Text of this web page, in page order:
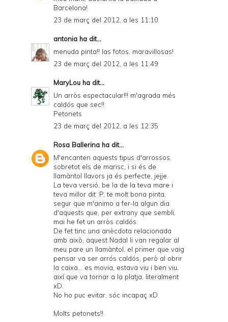
Barcelona!
23 de març del 2012, a les 11:10
antonia ha dit...
menuda pinta!! las fotos, maravillosas!
23 de març del 2012, a les 11:49
MaryLou ha dit...
Un arròs espectacular!!! m'agrada més
caldós que sec!!
Petonets
23 de març del 2012, a les 12:35
Rosa Ballerina ha dit...
M'encanten aquests tipus d'arrossos,
sobretot els de marisc, i si és de
llamàntol llavors ja és perfecte, jejje.
La teva versió, be la de la teva mare i
teva millor dit :P, te molt bona pinta,
segur que m'animo a fer-la algun dia
d'aquests que, per extrany que sembli,
mai he fet un arròs caldós.
De fet tinc una anècdota relacionada
amb això, aquest Nadal li van regalar al
meu pare un llamàntol, el primer que vaig
pensar va ser arrós caldós, però al obrir
la caixa... es movia, estava viu i ben viu,
així que va tornar a la platja, literalment
xD.
No ho puc evitar, sóc incapaç xD.
Molts petonets!!